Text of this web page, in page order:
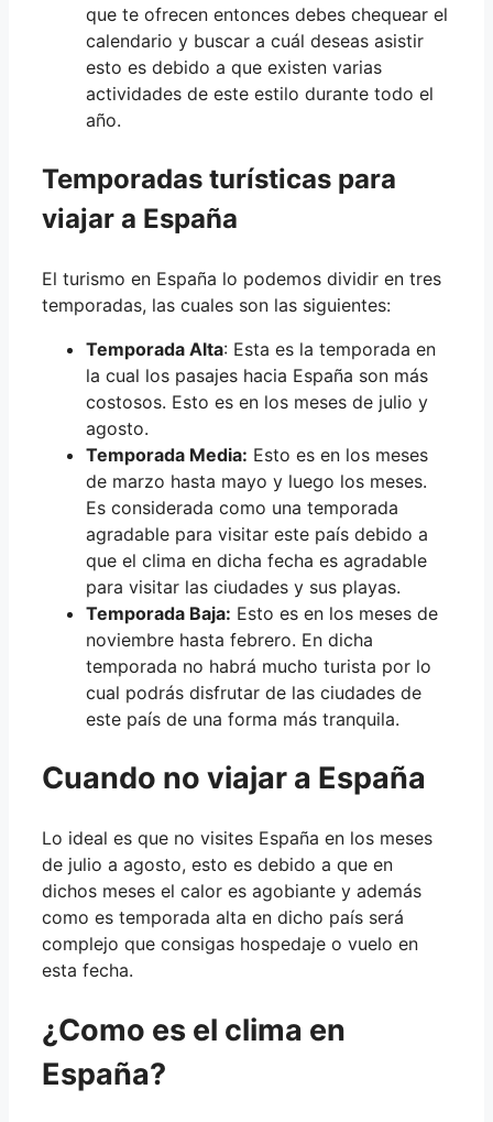
que te ofrecen entonces debes chequear el
calendario y buscar a cuál deseas asistir
esto es debido a que existen varias
actividades de este estilo durante todo el
año.
Temporadas turísticas para
viajar a España
El turismo en España lo podemos dividir en tres
temporadas, las cuales son las siguientes:
Temporada Alta: Esta es la temporada en
la cual los pasajes hacia España son más
costosos. Esto es en los meses de julio y
agosto.
Temporada Media: Esto es en los meses
de marzo hasta mayo y luego los meses.
Es considerada como una temporada
agradable para visitar este país debido a
que el clima en dicha fecha es agradable
para visitar las ciudades y sus playas.
Temporada Baja: Esto es en los meses de
noviembre hasta febrero. En dicha
temporada no habrá mucho turista por lo
cual podrás disfrutar de las ciudades de
este país de una forma más tranquila.
Cuando no viajar a España
Lo ideal es que no visites España en los meses
de julio a agosto, esto es debido a que en
dichos meses el calor es agobiante y además
como es temporada alta en dicho país será
complejo que consigas hospedaje o vuelo en
esta fecha.
¿Como es el clima en
España?